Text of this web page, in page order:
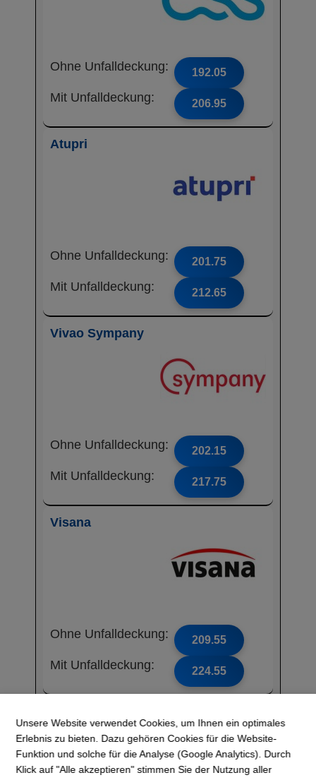
Ohne Unfalldeckung: 192.05
Mit Unfalldeckung: 206.95
Atupri
Ohne Unfalldeckung: 201.75
Mit Unfalldeckung: 212.65
Vivao Sympany
Ohne Unfalldeckung: 202.15
Mit Unfalldeckung: 217.75
Visana
Ohne Unfalldeckung: 209.55
Mit Unfalldeckung: 224.55
Unsere Website verwendet Cookies, um Ihnen ein optimales
Erlebnis zu bieten. Dazu gehören Cookies für die Website-
Funktion und solche für die Analyse (Google Analytics). Durch
Klick auf "Alle akzeptieren" stimmen Sie der Nutzung aller